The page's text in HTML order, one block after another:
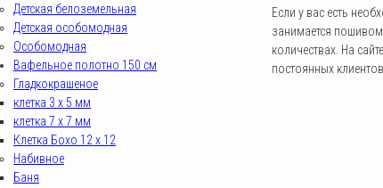
Если у вас есть
занимается
количествах. На
постоянных
Детская белоземельная
Детская особомодная
Особомодная
Вафельное полотно 150 см
Гладкокрашеное
клетка 3 х 5 мм
клетка 7 х 7 мм
Клетка Бохо 12 x 12
Набивное
Баня